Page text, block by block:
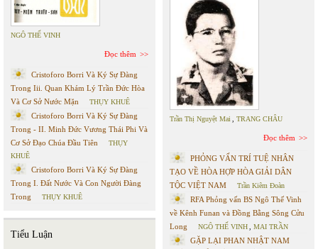
NGÔ THẾ VINH
Đọc thêm
Cristoforo Borri Và Ký Sự Đàng
Trong Iii. Quan Khám Lý Trần Đức Hòa
Và Cơ Sở Nước Mặn
THỤY KHUÊ
Cristoforo Borri Và Ký Sự Đàng
Trong - II. Minh Đức Vương Thái Phi Và
Cơ Sở Đạo Chúa Đầu Tiên
THỤY
KHUÊ
Cristoforo Borri Và Ký Sự Đàng
Trong I. Đất Nước Và Con Người Đàng
Trong
THỤY KHUÊ
Tiểu Luận
Trần Thị Nguyệt Mai TRANG CHÂU
Đọc thêm
PHỎNG VẤN TRÍ TUỆ NHÂN
TẠO VỀ HÒA HỢP HÒA GIẢI DÂN
TỘC VIỆT NAM
Trần Kiêm Đoàn
RFA Phỏng vấn BS Ngô Thế Vinh
về Kênh Funan và Đồng Bằng Sông Cửu
Long
NGÔ THẾ VINH MAI TRẦN
GẶP LẠI PHAN NHẬT NAM